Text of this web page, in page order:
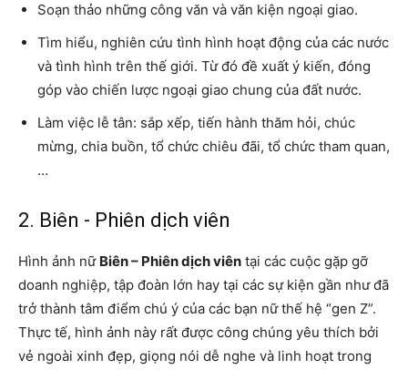
Soạn thảo những công văn và văn kiện ngoại giao.
Tìm hiểu, nghiên cứu tình hình hoạt động của các nước
và tình hình trên thế giới. Từ đó đề xuất ý kiến, đóng
góp vào chiến lược ngoại giao chung của đất nước.
Làm việc lễ tân: sắp xếp, tiến hành thăm hỏi, chúc
mừng, chia buồn, tổ chức chiêu đãi, tổ chức tham quan,
…
2. Biên - Phiên dịch viên
Hình ảnh nữ Biên – Phiên dịch viên tại các cuộc gặp gỡ
doanh nghiệp, tập đoàn lớn hay tại các sự kiện gần như đã
trở thành tâm điểm chú ý của các bạn nữ thế hệ “gen Z”.
Thực tế, hình ảnh này rất được công chúng yêu thích bởi
vẻ ngoài xinh đẹp, giọng nói dễ nghe và linh hoạt trong